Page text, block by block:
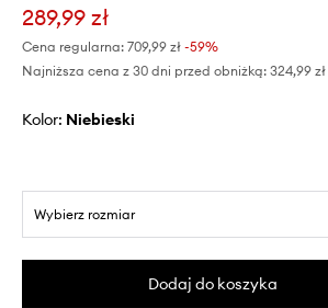
289,99 zł
Cena regularna: 709,99 zł -59%
Najniższa cena z 30 dni przed obniżką: 324,99 zł
Kolor: niebieski
Wybierz rozmiar
Dodaj do koszyka